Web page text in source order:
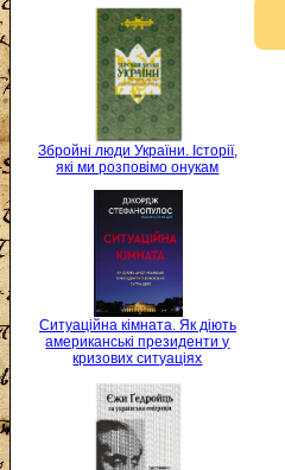
Збройні люди України. Історії,
які ми розповімо онукам
Ситуаційна кімната. Як діють
американські президенти у
кризових ситуаціях